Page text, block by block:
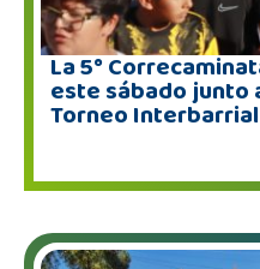
La 5°
este sábado junto
Torneo